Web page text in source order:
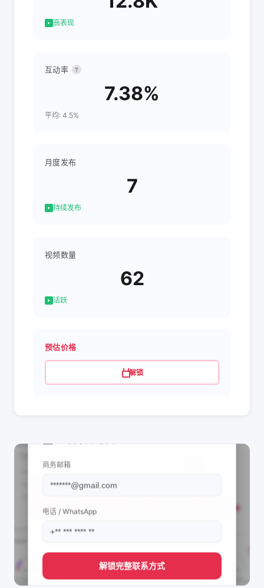
高表现
互动率 ?
7.38%
平均: 4.5%
月度发布
7
持续发布
视频数量
62
活跃
预估价格
解锁
商务邮箱
电话 / WhatsApp
解锁完整联系方式